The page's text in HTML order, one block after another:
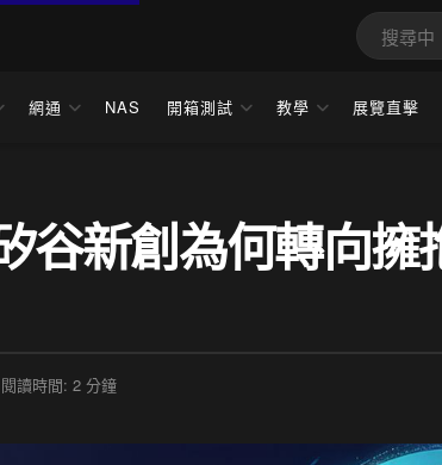
網通 NAS 開箱測試 教學 展覽直擊
谷新創為何轉向擁
閱讀時間: 2 分鐘